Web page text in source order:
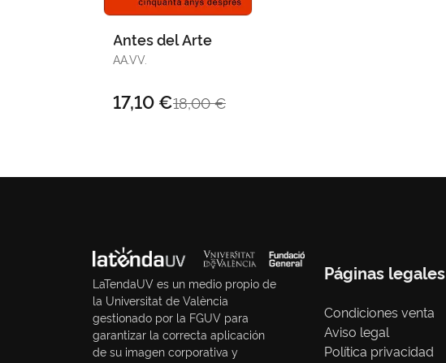
Antes del Arte
AA.VV.
18,00 €
17,10 €
LaTendaUV es un medio propio de
la Universitat de València
gestionado por la FGUV para
garantizar la correcta aplicación
de su imagen corporativa y
Páginas legales
Condiciones venta
Aviso legal
Política privacidad